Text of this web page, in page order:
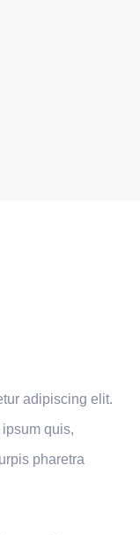
adipiscing elit.
quis,
pharetra